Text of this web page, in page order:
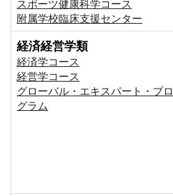
スポーツ健康科学コース
附属学校臨床支援センター
経済経営学類
経済学コース
経営学コース
グローバル・エキスパート・プロ
グラム